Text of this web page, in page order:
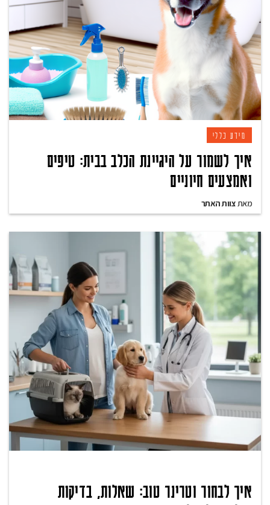
מידע כללי
איך לשמור על היגיינת הכלב בבית: טיפים
ואמצעים חיוניים
מאתצוות האתר
איך לבחור וטרינר טוב: שאלות, בדיקות